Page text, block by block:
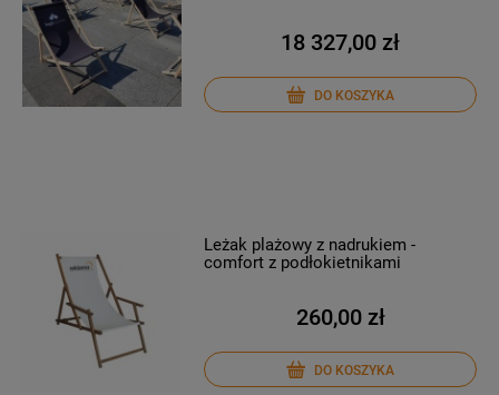
18 327,00 zł
DO KOSZYKA
Leżak plażowy z nadrukiem -
comfort z podłokietnikami
260,00 zł
DO KOSZYKA